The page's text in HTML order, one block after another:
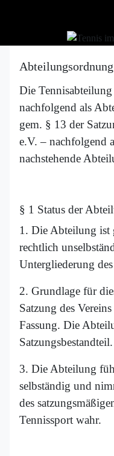
Die
nachfolgend als
gem. § 13 der
e.V. – nachfolgend
nachstehende
§ 1 Status der
1. Die Abteilung ist
rechtlich
Untergliederung
2. Grundlage für
Satzung des
Fassung. Die
Satzungsbestandteil.
3. Die Abteilung
selbständig und
des
Tennissport wahr.